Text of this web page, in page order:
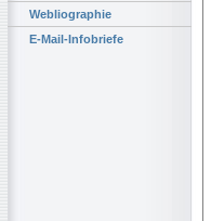
Webliographie
E-Mail-Infobriefe